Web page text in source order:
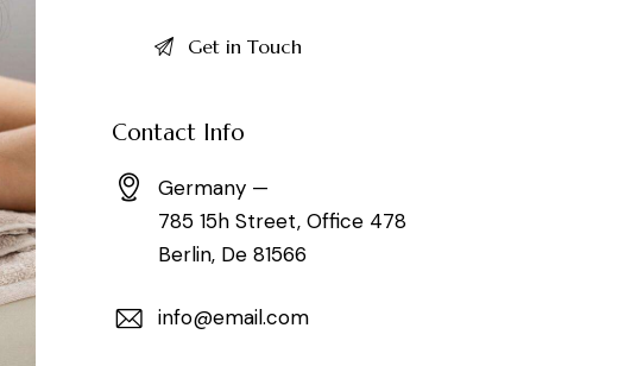
Contact Info
Germany —
785 15h Street, Office 478
Berlin, De 81566
info@email.com